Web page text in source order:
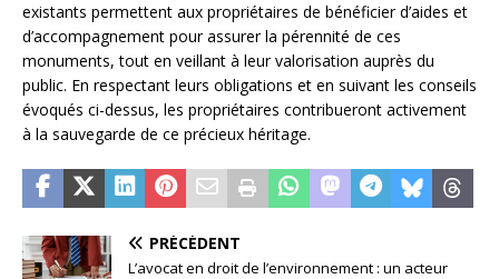
existants permettent aux propriétaires de bénéficier d’aides et
d’accompagnement pour assurer la pérennité de ces
monuments, tout en veillant à leur valorisation auprès du
public. En respectant leurs obligations et en suivant les conseils
évoqués ci-dessus, les propriétaires contribueront activement
à la sauvegarde de ce précieux héritage.
PRÉCÉDENT
L’avocat en droit de l’environnement : un acteur